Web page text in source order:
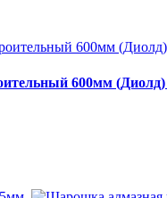
600мм